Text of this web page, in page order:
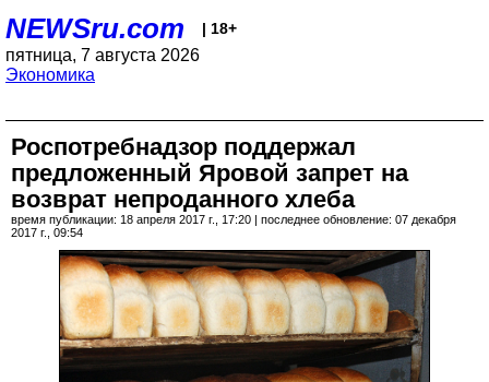
NEWSru.com | 18+
пятница, 7 августа 2026
Экономика
Роспотребнадзор поддержал
предложенный Яровой запрет на
возврат непроданного хлеба
время публикации: 18 апреля 2017 г., 17:20 | последнее обновление: 07 декабря
2017 г., 09:54